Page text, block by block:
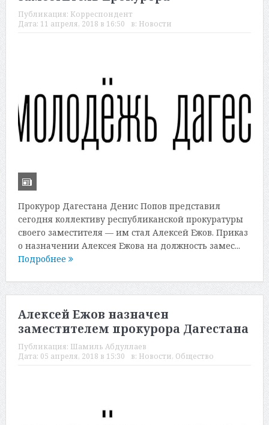
Публикация: Корреспондент
Дата: 11 апреля, 2018 в 16:50 в: Новости
Прокурор Дагестана Денис Попов представил
сегодня коллективу республиканской прокуратуры
своего заместителя — им стал Алексей Ежов. Приказ
о назначении Алексея Ежова на должность замес...
Подробнее
Алексей Ежов назначен
заместителем прокурора Дагестана
Публикация: Шамиль Абдуллаев
Дата: 05 апреля, 2018 в 15:30 в: Новости, Общество